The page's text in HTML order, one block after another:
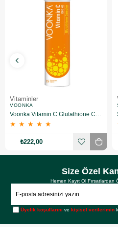
Vitaminler
VOONKA
Voonka Vitamin C Glutathione Complex Efervesan 15 Tablet
★ ★ ★ ★ ★
₺222,00
Size Özel
Hemen Kayıt Ol Fırsatlardan
Üyelik koşullarını vekişisel verilerimin